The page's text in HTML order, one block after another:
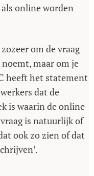
online worden
om de vraag
maar om je
heeft het statement
dat de
is waarin de online
is natuurlijk of
ook zo zien of dat